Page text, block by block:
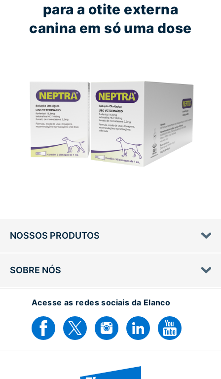
para a otite externa
canina em só uma dose
NOSSOS PRODUTOS
SOBRE NÓS
Acesse as redes sociais da Elanco